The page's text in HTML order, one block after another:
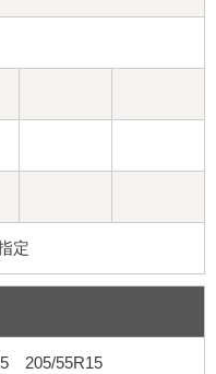
定
205/55R15